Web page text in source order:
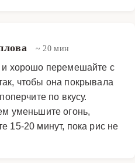
~ 20 мин
и хорошо перемешайте с
чтобы она покрывала
по вкусу.
уменьшите огонь,
15-20 минут, пока рис не